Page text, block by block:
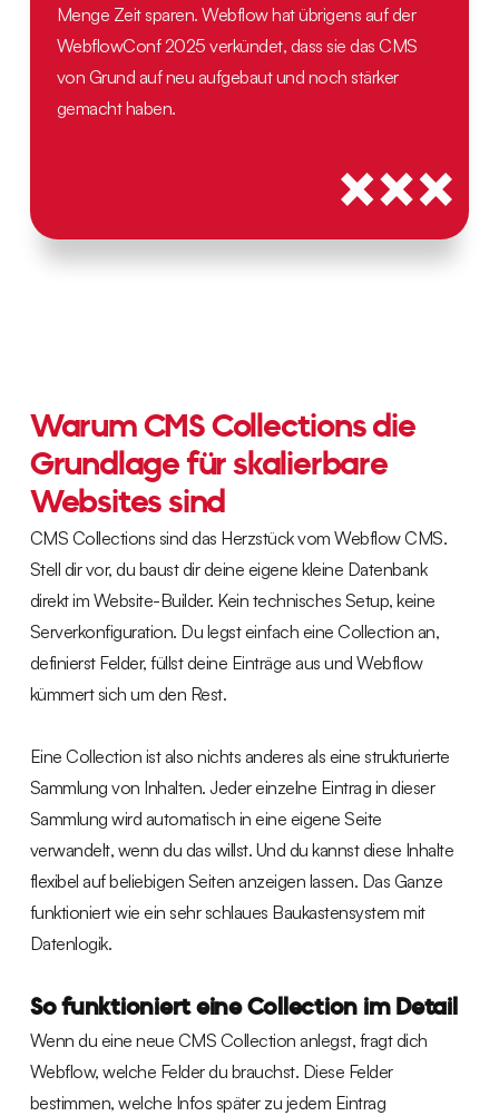
Menge Zeit sparen. Webflow hat übrigens auf der
WebflowConf 2025 verkündet, dass sie das CMS
von Grund auf neu aufgebaut und noch stärker
gemacht haben.
Warum CMS Collections die
Grundlage für skalierbare
Websites sind
CMS Collections sind das Herzstück vom Webflow CMS.
Stell dir vor, du baust dir deine eigene kleine Datenbank
direkt im Website-Builder. Kein technisches Setup, keine
Serverkonfiguration. Du legst einfach eine Collection an,
definierst Felder, füllst deine Einträge aus und Webflow
kümmert sich um den Rest.
Eine Collection ist also nichts anderes als eine strukturierte
Sammlung von Inhalten. Jeder einzelne Eintrag in dieser
Sammlung wird automatisch in eine eigene Seite
verwandelt, wenn du das willst. Und du kannst diese Inhalte
flexibel auf beliebigen Seiten anzeigen lassen. Das Ganze
funktioniert wie ein sehr schlaues Baukastensystem mit
Datenlogik.
So funktioniert eine Collection im Detail
Wenn du eine neue CMS Collection anlegst, fragt dich
Webflow, welche Felder du brauchst. Diese Felder
bestimmen, welche Infos später zu jedem Eintrag